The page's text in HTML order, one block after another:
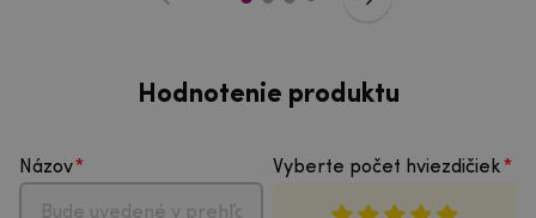
Hodnotenie produktu
Názov Vyberte počet hviezdičiek